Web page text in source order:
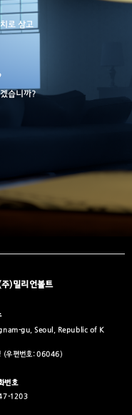
로 삼고
습니까?
)밀리언볼트
gu, Seoul, Republic of K
(우편번호: 06046)
번호
1203